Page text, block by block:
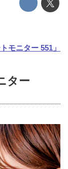
ニター 551」
ター